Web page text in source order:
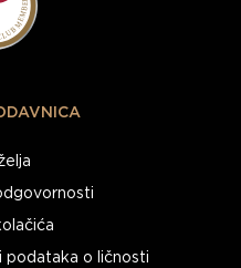
podataka o ličnosti